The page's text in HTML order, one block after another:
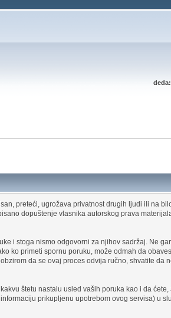
deda:
preteći, ugrožava privatnost drugih ljudi ili na
dopuštenje vlasnika autorskog prava
i stoga nismo odgovorni za njihov sadržaj. Ne
ko primeti spornu poruku, može odmah da
da se ovaj proces odvija ručno, shvatite da
štetu nastalu usled vaših poruka kao i da
prikupljenu upotrebom ovog servisa) u